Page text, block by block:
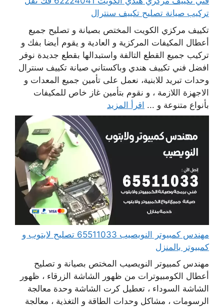
تركيب صيانة تصليح تكييف سنترال
تكييف مركزي الكويت المختص بصيانة و تصليح جميع
أعطال المكيفات المركزية و العادية و يقوم أيضا بفك و
تركيب جميع القطع التالفة واستبدالها بقطع جديدة نوفر
افضل فني تكييف هندي وباكستاني صيانة تكييف سنترال
وحدات تبريد للابنية، نعمل على تأمين جميع المعدات و
الاجهزة اللازمة ، و نقوم بتأمين غاز خاص للمكيفات
بأنواع متنوعة و ... اقرأ المزيد
مهندس كمبيوتر النويصيب 65511033 تصليح لابتوب و
كمبيوتر بالمنزل
مهندس كمبيوتر النويصيب المختص بصيانة و تصليح
أعطال الكومبيوترات من ظهور الشاشة الزرقاء ، ظهور
الشاشة السوداء ، تعطيل كرت الشاشة وحدة معالجة
الرسومات ، مشاكل وحدات الطاقة و التغذية ، معالجة